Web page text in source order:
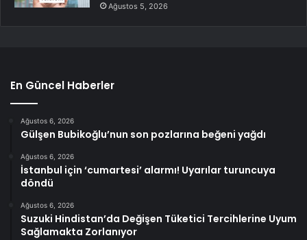
Ağustos 5, 2026
En Güncel Haberler
Ağustos 6, 2026
Gülşen Bubikoğlu’nun son pozlarına beğeni yağdı
Ağustos 6, 2026
İstanbul için ‘cumartesi’ alarmı! Uyarılar turuncuya
döndü
Ağustos 6, 2026
Suzuki Hindistan’da Değişen Tüketici Tercihlerine Uyum
Sağlamakta Zorlanıyor